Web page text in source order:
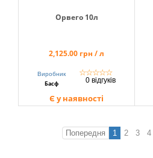
Орвего 10л
2,125.00 грн / л
Виробник
Басф
☆☆☆☆☆
0 відгуків
Є у наявності
Попередня 1 2 3 4